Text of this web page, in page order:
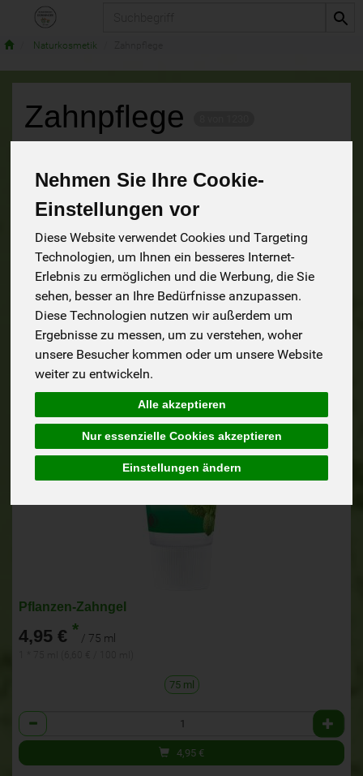
Nehmen Sie Ihre Cookie-
Einstellungen vor
Diese Website verwendet Cookies und Targeting
Technologien, um Ihnen ein besseres Internet-
Erlebnis zu ermöglichen und die Werbung, die Sie
sehen, besser an Ihre Bedürfnisse anzupassen.
Diese Technologien nutzen wir außerdem um
Ergebnisse zu messen, um zu verstehen, woher
unsere Besucher kommen oder um unsere Website
weiter zu entwickeln.
Alle akzeptieren
Nur essenzielle Cookies akzeptieren
Einstellungen ändern
Naturkosmetik
Zahnpflege
Hersteller Ernährung Allergene
Pflanzen-Zahngel
4,95 € * / 75 ml
75 ml
Anzahl
4,95 €